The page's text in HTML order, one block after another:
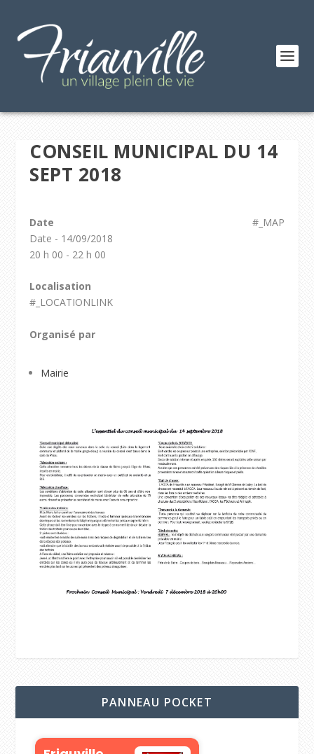
CONSEIL MUNICIPAL DU 14
SEPT 2018
#_MAP
Date
Date - 14/09/2018
20 h 00 - 22 h 00
Localisation
#_LOCATIONLINK
Organisé par
Mairie
PANNEAU POCKET